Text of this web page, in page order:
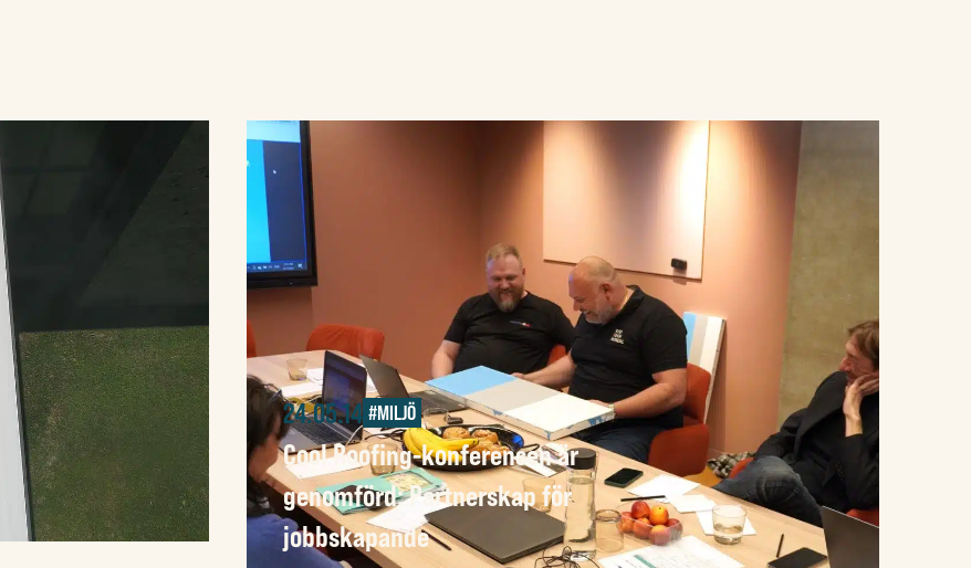
24.05.14 #MILJÖ
Cool Roofing-konferensen är
genomförd: Partnerskap för
jobbskapande